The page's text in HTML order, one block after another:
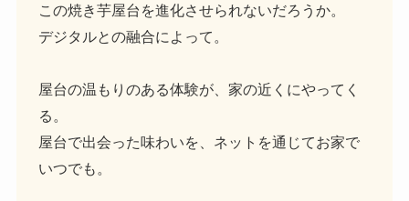
この焼き芋屋台を進化させられないだろうか。
デジタルとの融合によって。
屋台の温もりのある体験が、家の近くにやってく
る。
屋台で出会った味わいを、ネットを通じてお家で
いつでも。